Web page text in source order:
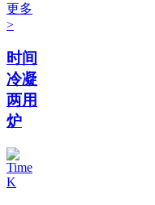
更多
>
时间
冷凝
两用
炉